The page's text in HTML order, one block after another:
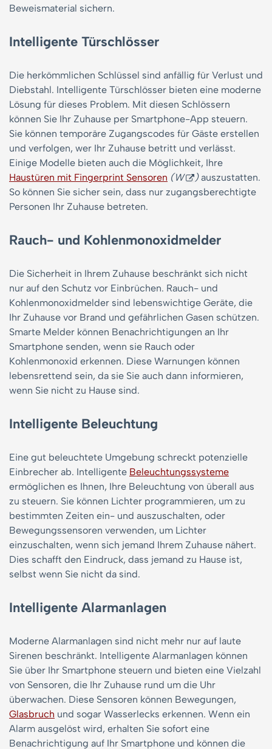
Beweismaterial sichern.
Intelligente Türschlösser
Die herkömmlichen Schlüssel sind anfällig für Verlust und
Diebstahl. Intelligente Türschlösser bieten eine moderne
Lösung für dieses Problem. Mit diesen Schlössern
können Sie Ihr Zuhause per Smartphone-App steuern.
Sie können temporäre Zugangscodes für Gäste erstellen
und verfolgen, wer Ihr Zuhause betritt und verlässt.
Einige Modelle bieten auch die Möglichkeit, Ihre
Haustüren mit Fingerprint Sensoren (W )auszustatten.
So können Sie sicher sein, dass nur zugangsberechtigte
Personen Ihr Zuhause betreten.
Rauch- und Kohlenmonoxidmelder
Die Sicherheit in Ihrem Zuhause beschränkt sich nicht
nur auf den Schutz vor Einbrüchen. Rauch- und
Kohlenmonoxidmelder sind lebenswichtige Geräte, die
Ihr Zuhause vor Brand und gefährlichen Gasen schützen.
Smarte Melder können Benachrichtigungen an Ihr
Smartphone senden, wenn sie Rauch oder
Kohlenmonoxid erkennen. Diese Warnungen können
lebensrettend sein, da sie Sie auch dann informieren,
wenn Sie nicht zu Hause sind.
Intelligente Beleuchtung
Eine gut beleuchtete Umgebung schreckt potenzielle
Einbrecher ab. Intelligente Beleuchtungssysteme
ermöglichen es Ihnen, Ihre Beleuchtung von überall aus
zu steuern. Sie können Lichter programmieren, um zu
bestimmten Zeiten ein- und auszuschalten, oder
Bewegungssensoren verwenden, um Lichter
einzuschalten, wenn sich jemand Ihrem Zuhause nähert.
Dies schafft den Eindruck, dass jemand zu Hause ist,
selbst wenn Sie nicht da sind.
Intelligente Alarmanlagen
Moderne Alarmanlagen sind nicht mehr nur auf laute
Sirenen beschränkt. Intelligente Alarmanlagen können
Sie über Ihr Smartphone steuern und bieten eine Vielzahl
von Sensoren, die Ihr Zuhause rund um die Uhr
überwachen. Diese Sensoren können Bewegungen,
Glasbruch und sogar Wasserlecks erkennen. Wenn ein
Alarm ausgelöst wird, erhalten Sie sofort eine
Benachrichtigung auf Ihr Smartphone und können die